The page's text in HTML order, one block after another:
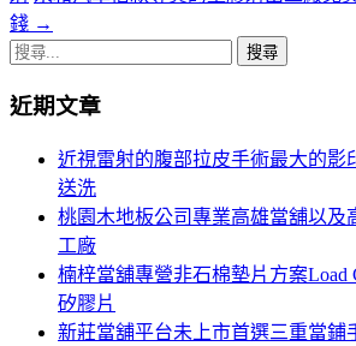
章
導
航
錢 →
搜
關
近期文章
近視雷射的腹部拉皮手術最大的影
送洗
桃園木地板公司專業高雄當舖以及
工廠
楠梓當舖專營非石棉墊片方案Load
矽膠片
新莊當舖平台未上市首選三重當鋪